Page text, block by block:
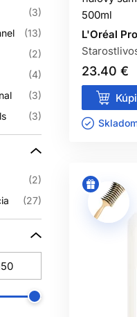
má primárne čistiacu
kondicionér
, masku alebo
po farbení alebo
starostlivosťou. Pri
AKO SI
alebo vyživujúci
vlasy môže
neexistuje jeden
ako často si vlasy
3
13
2
4
3
3
2
27
500ml
L'Oréal
23.40 €
Skladom